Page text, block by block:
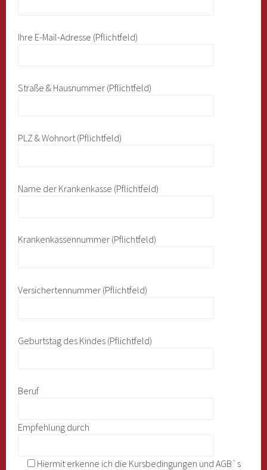
Ihre E-Mail-Adresse (Pflichtfeld)
Straße & Hausnummer (Pflichtfeld)
PLZ & Wohnort (Pflichtfeld)
Name der Krankenkasse (Pflichtfeld)
Krankenkassennummer (Pflichtfeld)
Versichertennummer (Pflichtfeld)
Geburtstag des Kindes (Pflichtfeld)
Beruf
Empfehlung durch
Hiermit erkenne ich die Kursbedingungen und AGB`s